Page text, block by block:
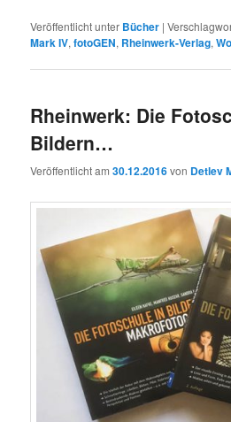
Veröffentlicht unter Bücher |
Mark IV,fotoGEN, Rheinwerk-Verlag,
Rheinwerk: Die
Bildern…
Veröffentlicht am30.12.2016von Detlev